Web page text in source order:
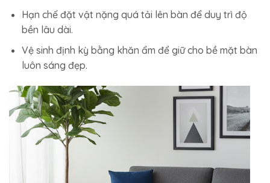
Hạn chế đặt vật nặng quá tải lên bàn để duy trì độ
bền lâu dài.
Vệ sinh định kỳ bằng khăn ẩm để giữ cho bề mặt bàn
luôn sáng đẹp.